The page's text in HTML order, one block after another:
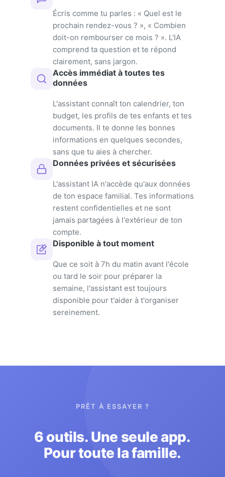
Écris comme tu parles : « Quel est le
prochain rendez-vous ? », « Combien
doit-on rembourser ce mois ? ». L'IA
comprend ta question et te répond
clairement, sans jargon.
Accès immédiat à toutes tes
données
L'assistant connaît ton calendrier, ton
budget, les profils de tes enfants et tes
documents. Il te donne les bonnes
informations en quelques secondes,
sans que tu aies à chercher.
Données privées et sécurisées
L'assistant IA n'accède qu'aux données
de ton espace familial. Tes informations
restent confidentielles et ne sont
jamais partagées à l'extérieur de ton
compte.
Disponible à tout moment
Que ce soit à 7h du matin avant l'école
ou tard le soir pour préparer la
semaine, l'assistant est toujours
disponible pour t'aider à t'organiser
sereinement.
PRÊT À ESSAYER ?
6 outils. Une seule app.
Pour toute la famille.